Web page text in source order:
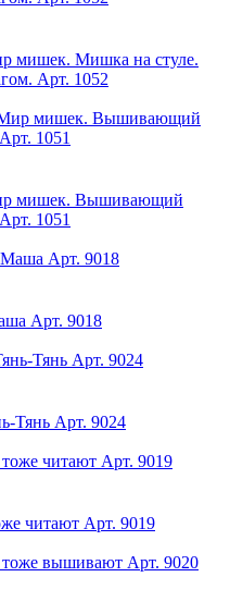
мишек. Мишка на стуле.
Арт. 1052
мишек. Вышивающий
1051
Арт. 9018
Тянь Арт. 9024
читают Арт. 9019